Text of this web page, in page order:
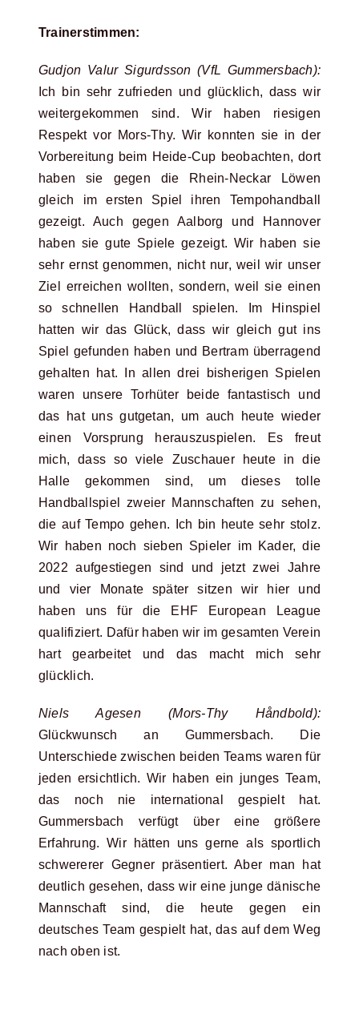
Trainerstimmen:
Gudjon Valur Sigurdsson (VfL Gummersbach):
Ich bin sehr zufrieden und glücklich, dass wir
weitergekommen sind. Wir haben riesigen
Respekt vor Mors-Thy. Wir konnten sie in der
Vorbereitung beim Heide-Cup beobachten, dort
haben sie gegen die Rhein-Neckar Löwen
gleich im ersten Spiel ihren Tempohandball
gezeigt. Auch gegen Aalborg und Hannover
haben sie gute Spiele gezeigt. Wir haben sie
sehr ernst genommen, nicht nur, weil wir unser
Ziel erreichen wollten, sondern, weil sie einen
so schnellen Handball spielen. Im Hinspiel
hatten wir das Glück, dass wir gleich gut ins
Spiel gefunden haben und Bertram überragend
gehalten hat. In allen drei bisherigen Spielen
waren unsere Torhüter beide fantastisch und
das hat uns gutgetan, um auch heute wieder
einen Vorsprung herauszuspielen. Es freut
mich, dass so viele Zuschauer heute in die
Halle gekommen sind, um dieses tolle
Handballspiel zweier Mannschaften zu sehen,
die auf Tempo gehen. Ich bin heute sehr stolz.
Wir haben noch sieben Spieler im Kader, die
2022 aufgestiegen sind und jetzt zwei Jahre
und vier Monate später sitzen wir hier und
haben uns für die EHF European League
qualifiziert. Dafür haben wir im gesamten Verein
hart gearbeitet und das macht mich sehr
glücklich.
Niels Agesen (Mors-Thy Håndbold):
Glückwunsch an Gummersbach. Die
Unterschiede zwischen beiden Teams waren für
jeden ersichtlich. Wir haben ein junges Team,
das noch nie international gespielt hat.
Gummersbach verfügt über eine größere
Erfahrung. Wir hätten uns gerne als sportlich
schwererer Gegner präsentiert. Aber man hat
deutlich gesehen, dass wir eine junge dänische
Mannschaft sind, die heute gegen ein
deutsches Team gespielt hat, das auf dem Weg
nach oben ist.